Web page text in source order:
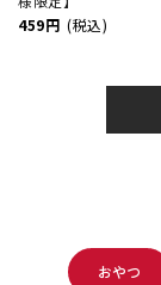
459円 (税込)
おやつ